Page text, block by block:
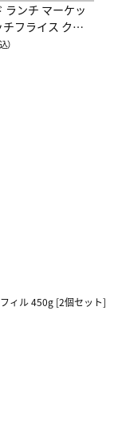
ランチ マーケッ
フライス クル
半袖Ｔシャツ
）
ィル 450g [2個セット]